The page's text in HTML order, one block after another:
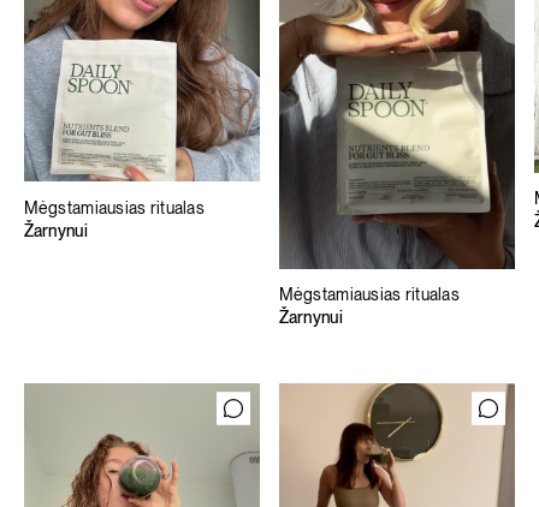
Mėgstamiausias ritualas
Žarnynui
Mėgstamiausias ritualas
Žarnynui